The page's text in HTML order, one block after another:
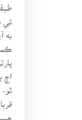
ئي
به
اڄ